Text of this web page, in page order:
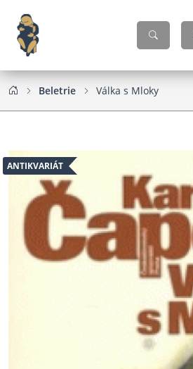
Beletrie Válka s Mloky
ANTIKVARIÁT